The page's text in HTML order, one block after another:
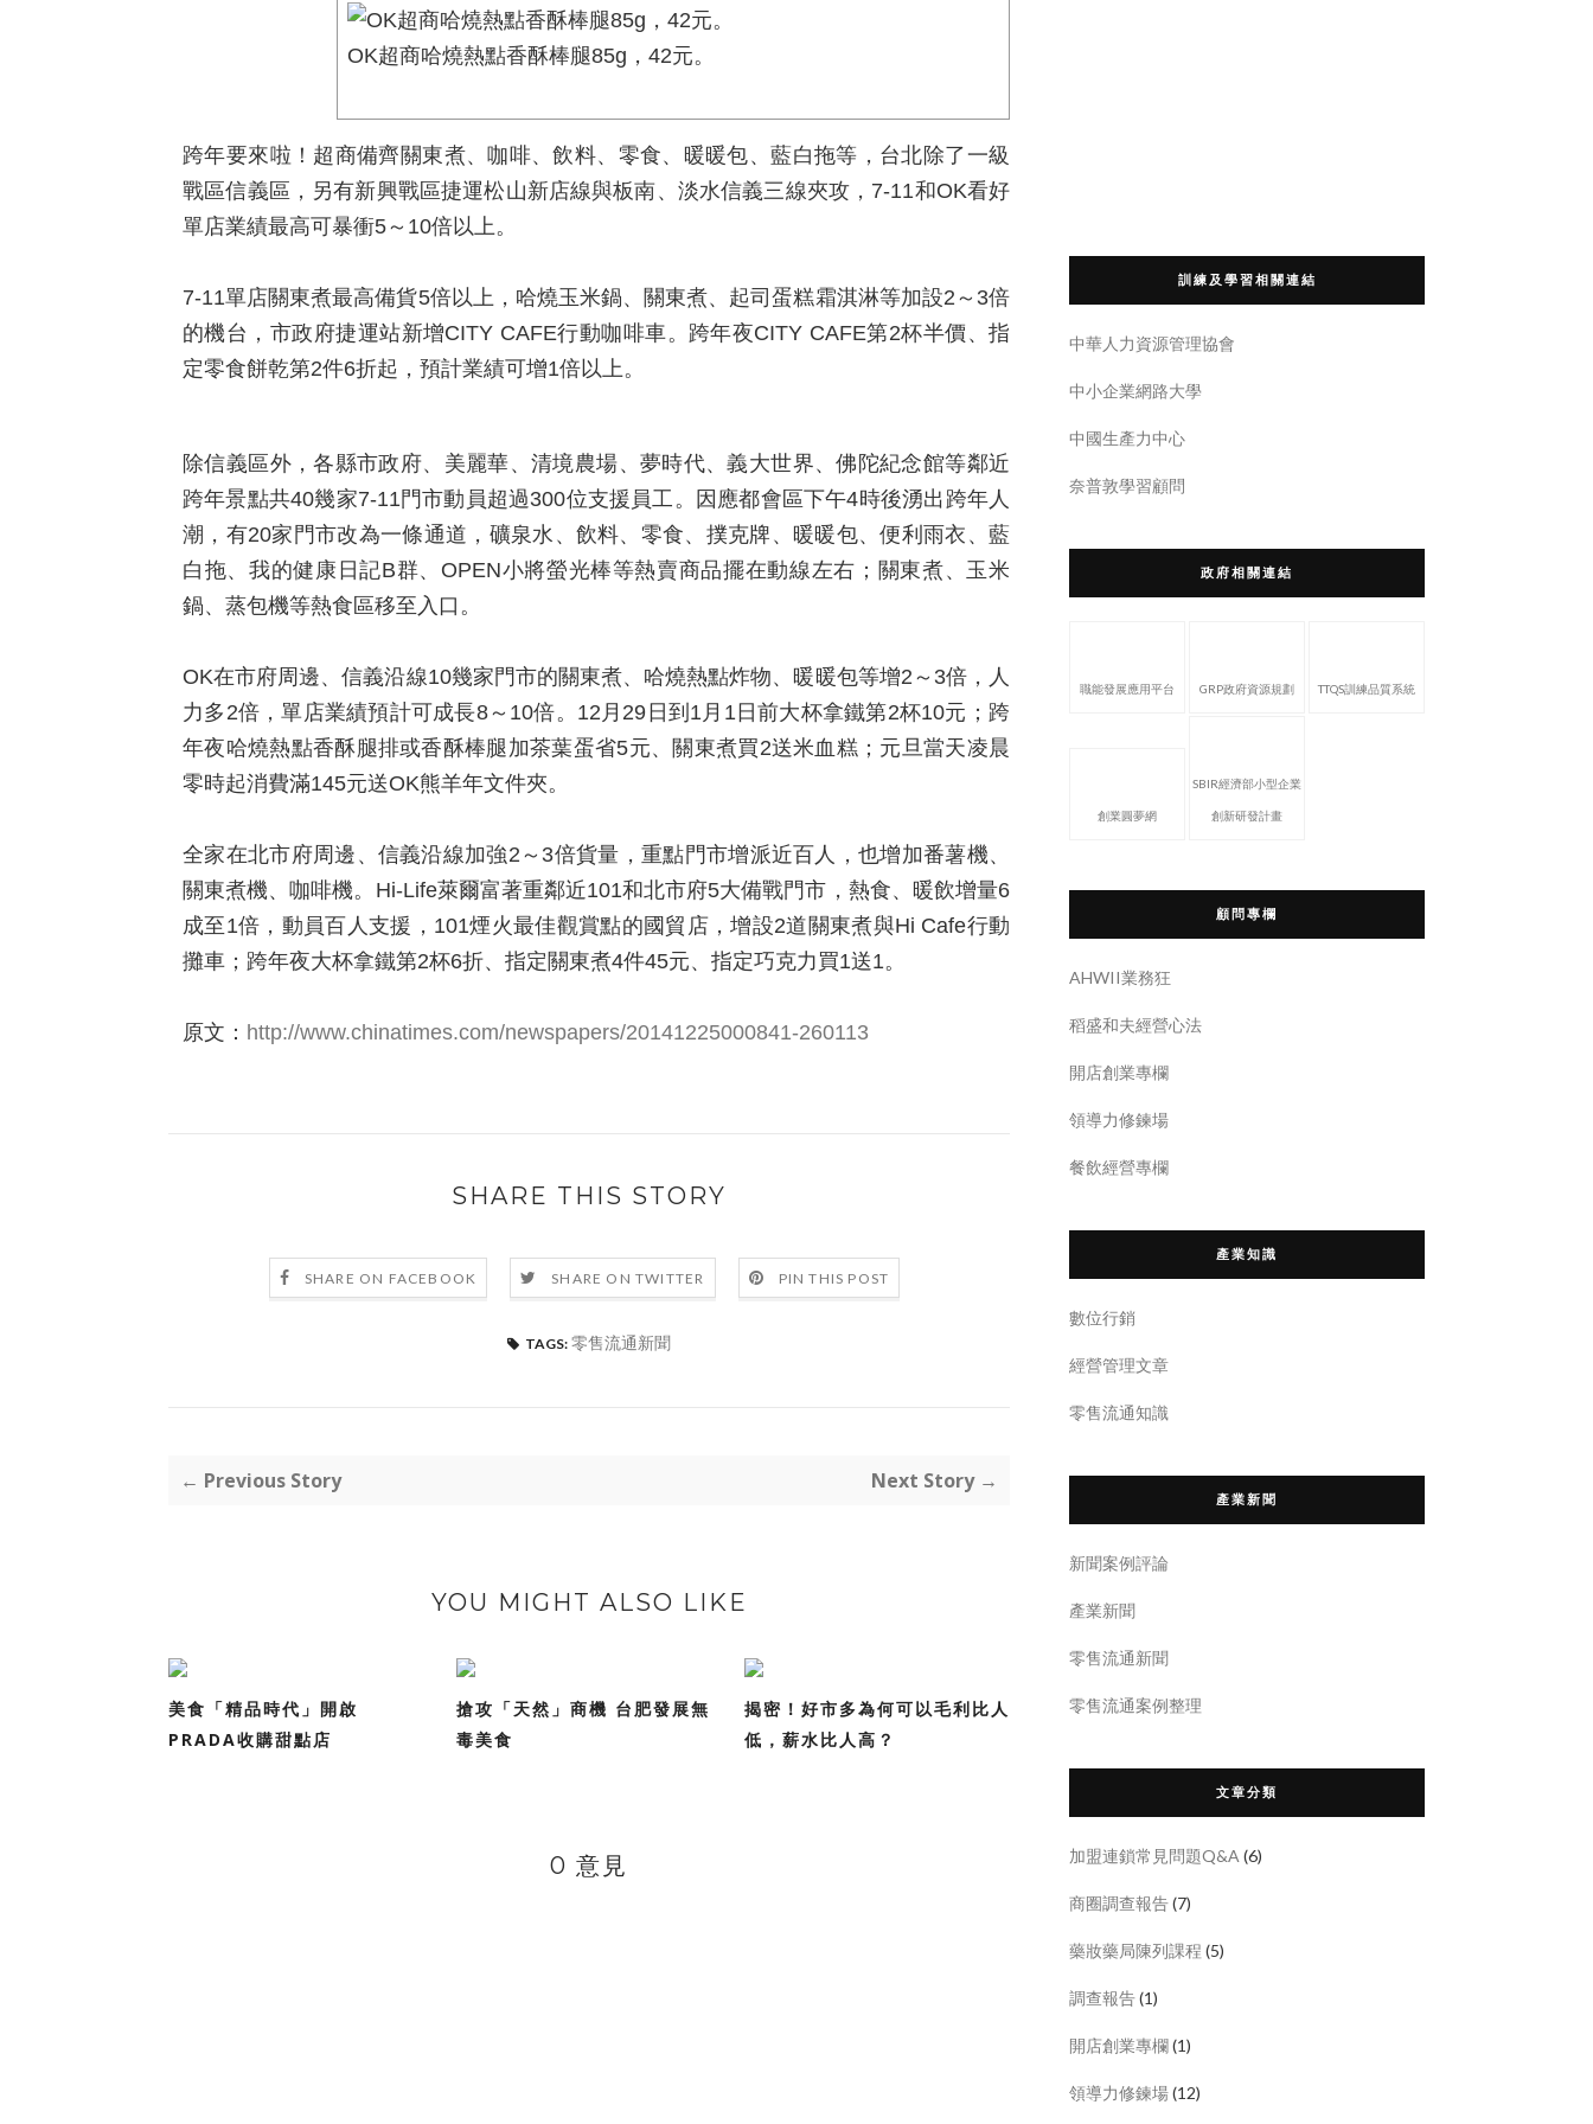
OK超商哈燒熱點香酥棒腿85g，42元。
跨年要來啦！超商備齊關東煮、咖啡、飲料、零食、暖暖包、藍白拖等，台北除了一級
戰區信義區，另有新興戰區捷運松山新店線與板南、淡水信義三線夾攻，7-11和OK看好
單店業績最高可暴衝5～10倍以上。
7-11單店關東煮最高備貨5倍以上，哈燒玉米鍋、關東煮、起司蛋糕霜淇淋等加設2～3倍
的機台，市政府捷運站新增CITY CAFE行動咖啡車。跨年夜CITY CAFE第2杯半價、指
定零食餅乾第2件6折起，預計業績可增1倍以上。
除信義區外，各縣市政府、美麗華、清境農場、夢時代、義大世界、佛陀紀念館等鄰近
跨年景點共40幾家7-11門市動員超過300位支援員工。因應都會區下午4時後湧出跨年人
潮，有20家門市改為一條通道，礦泉水、飲料、零食、撲克牌、暖暖包、便利雨衣、藍
白拖、我的健康日記B群、OPEN小將螢光棒等熱賣商品擺在動線左右；關東煮、玉米
鍋、蒸包機等熱食區移至入口。
OK在市府周邊、信義沿線10幾家門市的關東煮、哈燒熱點炸物、暖暖包等增2～3倍，人
力多2倍，單店業績預計可成長8～10倍。12月29日到1月1日前大杯拿鐵第2杯10元；跨
年夜哈燒熱點香酥腿排或香酥棒腿加茶葉蛋省5元、關東煮買2送米血糕；元旦當天凌晨
零時起消費滿145元送OK熊羊年文件夾。
全家在北市府周邊、信義沿線加強2～3倍貨量，重點門市增派近百人，也增加番薯機、
關東煮機、咖啡機。Hi-Life萊爾富著重鄰近101和北市府5大備戰門市，熱食、暖飲增量6
成至1倍，動員百人支援，101煙火最佳觀賞點的國貿店，增設2道關東煮與Hi Cafe行動
攤車；跨年夜大杯拿鐵第2杯6折、指定關東煮4件45元、指定巧克力買1送1。
原文： http://www.chinatimes.com/newspapers/20141225000841-260113
SHARE THIS STORY
SHARE ON FACEBOOK SHARE ON TWITTER PIN THIS POST
TAGS: 零售流通新聞
← Previous Story Next Story →
YOU MIGHT ALSO LIKE
美食「精品時代」開啟
PRADA收購甜點店
搶攻「天然」商機 台肥發展無
毒美食
揭密！好市多為何可以毛利比人
低，薪水比人高？
0 意見
訓練及學習相關連結
中華人力資源管理協會
中小企業網路大學
中國生產力中心
奈普敦學習顧問
政府相關連結
職能發展應用平台 GRP政府資源規劃 TTQS訓練品質系統
創業圓夢網
SBIR經濟部小型企業
創新研發計畫
顧問專欄
AHWII業務狂
稻盛和夫經營心法
開店創業專欄
領導力修鍊場
餐飲經營專欄
產業知識
數位行銷
經營管理文章
零售流通知識
產業新聞
新聞案例評論
產業新聞
零售流通新聞
零售流通案例整理
文章分類
加盟連鎖常見問題Q&A (6)
商圈調查報告(7)
藥妝藥局陳列課程 (5)
調查報告(1)
開店創業專欄(1)
領導力修鍊場(12)